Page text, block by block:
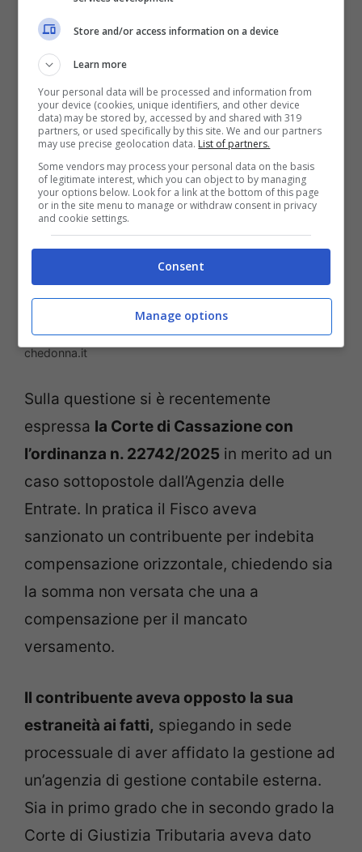
caso di mancato invio della dichiarazione
dei redditi o di errore nella presentazione.
La Cassazione non ammette scuse: l’errore del
commercialista, grava anche sul contribuente –
chedonna.it
Sulla questione si è recentemente
espressa la Corte di Cassazione con
l’ordinanza n. 22742/2025 in merito ad un
caso sottopostole dall’Agenzia delle
Entrate. In pratica il Fisco aveva
sanzionato un contribuente per indebita
compensazione orizzontale, chiedendo sia
la somma non versata che una a
compensazione per il mancato
versamento.
Il contribuente aveva opposto la sua
estraneità ai fatti, spiegando in sede
processuale di aver affidato la gestione ad
un’agenzia di gestione contabile esterna.
Sia in primo grado che in secondo grado la
Corte di Giustizia Tributaria aveva dato
Store and/or access information on a device
Learn more
Your personal data will be processed and information from
your device (cookies, unique identifiers, and other device
data) may be stored by, accessed by and shared with 319
partners, or used specifically by this site. We and our partners
may use precise geolocation data. List of partners.
Some vendors may process your personal data on the basis
of legitimate interest, which you can object to by managing
your options below. Look for a link at the bottom of this page
or in the site menu to manage or withdraw consent in privacy
and cookie settings.
Consent
Manage options